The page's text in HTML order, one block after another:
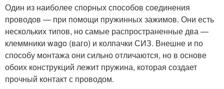
Один из наиболее спорных способов соединения
проводов — при помощи пружинных зажимов. Они есть
нескольких типов, но самые распространенные два —
клеммники wago (ваго) и колпачки СИЗ. Внешне и по
способу монтажа они сильно отличаются, но в основе
обоих конструкций лежит пружина, которая создает
прочный контакт с проводом.